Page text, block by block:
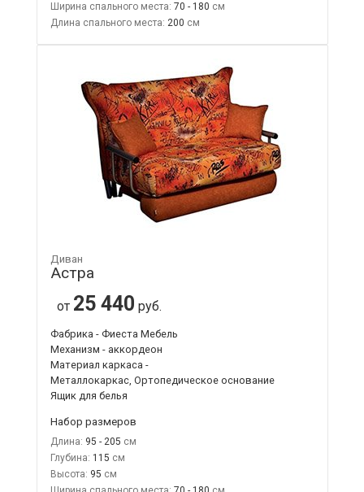
Ширина спального места: 70 - 180
Длина спального места: 200
Диван
Астра
от 25 440 руб.
Фабрика - Фиеста Мебель
Механизм - аккордеон
Материал каркаса -
Металлокаркас, Ортопедическое основание
Ящик для белья
Набор размеров
Длина: 95 - 205
Глубина: 115
Высота: 95